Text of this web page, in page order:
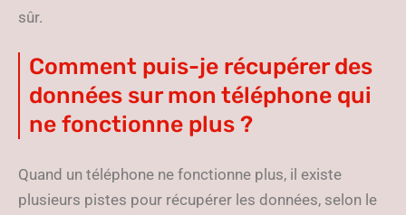
sûr.
Comment puis-je récupérer des
données sur mon téléphone qui
ne fonctionne plus ?
Quand un téléphone ne fonctionne plus, il existe
plusieurs pistes pour récupérer les données, selon le